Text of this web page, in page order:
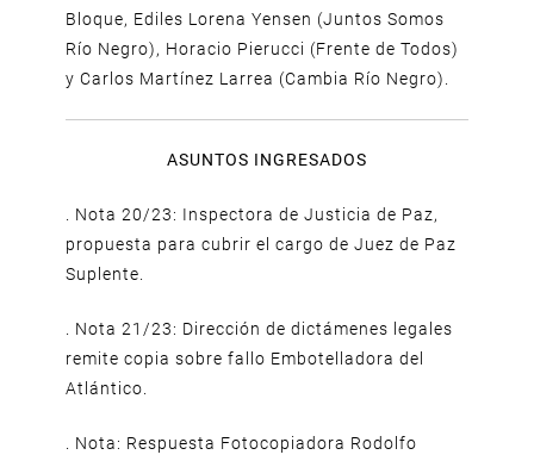
Bloque, Ediles Lorena Yensen (Juntos Somos
Río Negro), Horacio Pierucci (Frente de Todos)
y Carlos Martínez Larrea (Cambia Río Negro).
ASUNTOS INGRESADOS
. Nota 20/23: Inspectora de Justicia de Paz,
propuesta para cubrir el cargo de Juez de Paz
Suplente.
. Nota 21/23: Dirección de dictámenes legales
remite copia sobre fallo Embotelladora del
Atlántico.
. Nota: Respuesta Fotocopiadora Rodolfo